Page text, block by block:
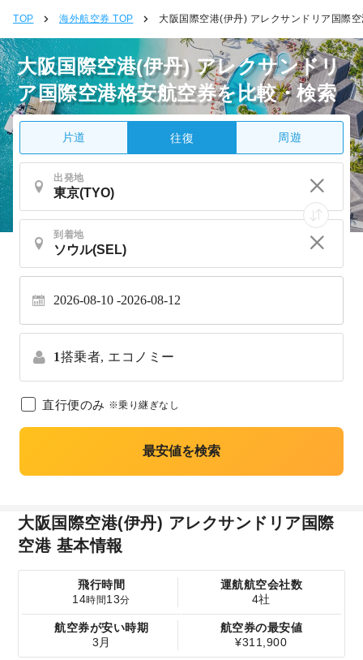
TOP 海外航空券 TOP 大阪国際空港(伊丹) アレクサンドリア国際
大阪国際空港(伊丹) アレクサンドリ
ア国際空港格安航空券を比較・検索
片道 往復 周遊
出発地
到着地
2026-08-10 2026-08-12
1搭乗者, エコノミー
直行便のみ ※乗り継ぎなし
最安値を検索
大阪国際空港(伊丹) アレクサンドリア国際
空港 基本情報
飛行時間
14時間13分
運航航空会社数
4社
航空券が安い時期
3月
航空券の最安値
¥311,900